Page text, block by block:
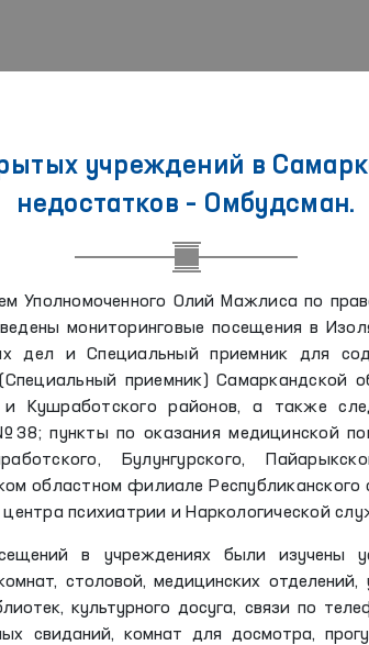
учреждений в
недостатков – Омбудсман.
Уполномоченного Олий Мажлиса по
мониторинговые посещения в
дел и Специальный приемник для
приемник) Самаркандской
и Кушработского районов, а также
пункты по оказания медицинской
Булунгурского,
областном филиале Республиканского
психиатрии и Наркологической
в учреждениях были изучены
столовой, медицинских отделений,
культурного досуга, связи по
свиданий, комнат для досмотра,